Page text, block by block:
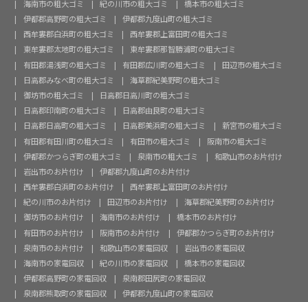
海南市の粗大ゴミ
紀の川市の粗大ゴミ
橋本市の粗大ゴミ
伊都郡高野町の粗大ゴミ
伊都郡九度山町の粗大ゴミ
西牟婁郡白浜町の粗大ゴミ
西牟婁郡上富田町の粗大ゴミ
東牟婁郡太地町の粗大ゴミ
東牟婁郡那智勝浦町の粗大ゴミ
有田郡湯浅町の粗大ゴミ
有田郡広川町の粗大ゴミ
田辺市の粗大ゴミ
日高郡みなべ町の粗大ゴミ
海草郡紀美野町の粗大ゴミ
御坊市の粗大ゴミ
日高郡日高川町の粗大ゴミ
日高郡印南町の粗大ゴミ
日高郡由良町の粗大ゴミ
日高郡日高町の粗大ゴミ
日高郡美浜町の粗大ゴミ
新宮市の粗大ゴミ
有田郡有田川町の粗大ゴミ
有田市の粗大ゴミ
阪南市の粗大ゴミ
伊都郡かつらぎ町の粗大ゴミ
泉南市の粗大ゴミ
和歌山市のお片付け
岩出市のお片付け
伊都郡九度山町のお片付け
西牟婁郡白浜町のお片付け
西牟婁郡上富田町のお片付け
紀の川市のお片付け
田辺市のお片付け
海草郡紀美野町のお片付け
御坊市のお片付け
海南市のお片付け
橋本市のお片付け
有田市のお片付け
阪南市のお片付け
伊都郡かつらぎ町のお片付け
泉南市のお片付け
和歌山市の家電回収
岩出市の家電回収
海南市の家電回収
紀の川市の家電回収
橋本市の家電回収
伊都郡高野町の家電回収
泉南郡田尻町の家電回収
泉南郡熊取町の家電回収
伊都郡九度山町の家電回収